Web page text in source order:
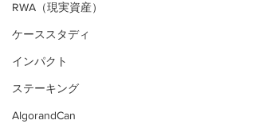
RWA（現実資産）
ケーススタディ
インパクト
ステーキング
AlgorandCan